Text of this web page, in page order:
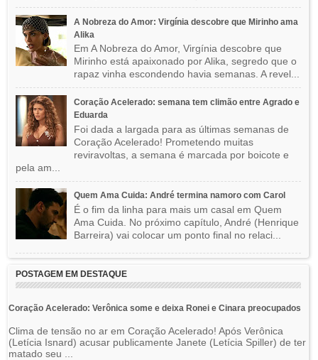
A Nobreza do Amor: Virgínia descobre que Mirinho ama
Alika
Em A Nobreza do Amor, Virgínia descobre que
Mirinho está apaixonado por Alika, segredo que o
rapaz vinha escondendo havia semanas. A revel...
Coração Acelerado: semana tem climão entre Agrado e
Eduarda
Foi dada a largada para as últimas semanas de
Coração Acelerado! Prometendo muitas
reviravoltas, a semana é marcada por boicote e
pela am...
Quem Ama Cuida: André termina namoro com Carol
É o fim da linha para mais um casal em Quem
Ama Cuida. No próximo capítulo, André (Henrique
Barreira) vai colocar um ponto final no relaci...
POSTAGEM EM DESTAQUE
Coração Acelerado: Verônica some e deixa Ronei e Cinara preocupados
Clima de tensão no ar em Coração Acelerado! Após Verônica
(Letícia Isnard) acusar publicamente Janete (Letícia Spiller) de ter
matado seu ...